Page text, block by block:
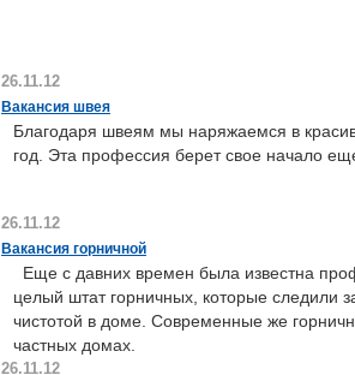
26.11.12
Вакансия швея
Благодаря швеям мы наряжаемся в
год. Эта профессия берет свое начало
26.11.12
Вакансия горничной
Еще с давних времен была известна
целый штат горничных, которые следили
чистотой в доме. Современные же
частных домах.
26.11.12